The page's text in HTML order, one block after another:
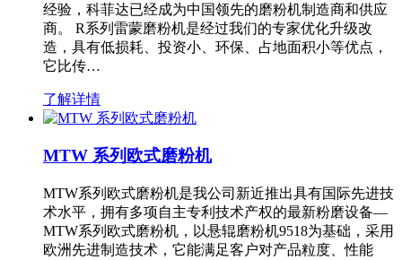
经验，科菲达已经成为中国领先的磨粉机制造商和供应
商。 R系列雷蒙磨粉机是经过我们的专家优化升级改
造，具有低损耗、投资小、环保、占地面积小等优点，
它比传…
了解详情
MTW 系列欧式磨粉机
MTW系列欧式磨粉机是我公司新近推出具有国际先进技
术水平，拥有多项自主专利技术产权的最新粉磨设备—
MTW系列欧式磨粉机，以悬辊磨粉机9518为基础，采用
欧洲先进制造技术，它能满足客户对产品粒度、性能